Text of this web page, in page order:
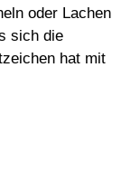
oder Lachen
sich die
hat mit